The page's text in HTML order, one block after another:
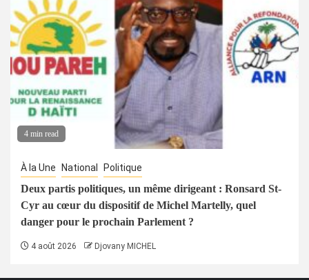
4 min read
À la Une National Politique
Deux partis politiques, un même dirigeant : Ronsard St-
Cyr au cœur du dispositif de Michel Martelly, quel
danger pour le prochain Parlement ?
4 août 2026 Djovany MICHEL